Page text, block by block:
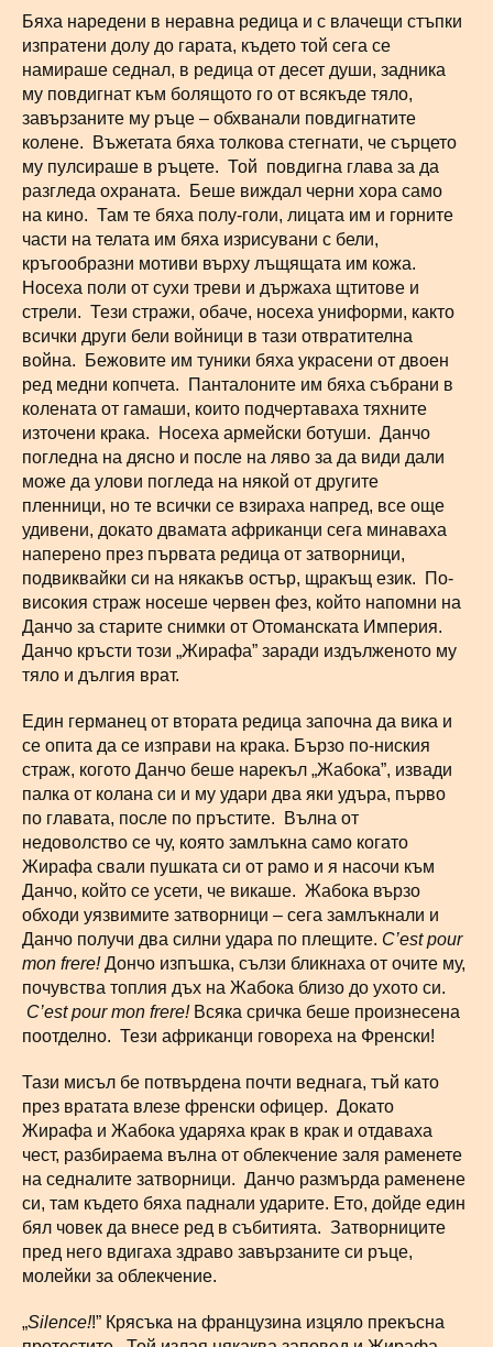
Бяха наредени в неравна редица и с влачещи стъпки
изпратени долу до гарата, където той сега се
намираше седнал, в редица от десет души, задника
му повдигнат към болящото го от всякъде тяло,
завързаните му ръце – обхванали повдигнатите
колене. Въжетата бяха толкова стегнати, че сърцето
му пулсираше в ръцете. Той повдигна глава за да
разгледа охраната. Беше виждал черни хора само
на кино. Там те бяха полу-голи, лицата им и горните
части на телата им бяха изрисувани с бели,
кръгообразни мотиви върху лъщящата им кожа.
Носеха поли от сухи треви и държаха щтитове и
стрели. Тези стражи, обаче, носеха униформи, както
всички други бели войници в тази отвратителна
война. Бежовите им туники бяха украсени от двоен
ред медни копчета. Панталоните им бяха събрани в
колената от гамаши, които подчертаваха тяхните
източени крака. Носеха армейски ботуши. Данчо
погледна на дясно и после на ляво за да види дали
може да улови погледа на някой от другите
пленници, но те всички се взираха напред, все още
удивени, докато двамата африканци сега минаваха
наперено през първата редица от затворници,
подвиквайки си на някакъв остър, щракъщ език. По-
високия страж носеше червен фез, който напомни на
Данчо за старите снимки от Отоманската Империя.
Данчо кръсти този „Жирафа” заради издълженото му
тяло и дългия врат.
Един германец от втората редица започна да вика и
се опита да се изправи на крака. Бързо по-ниския
страж, когото Данчо беше нарекъл „Жабока”, извади
палка от колана си и му удари два яки удъра, първо
по главата, после по пръстите. Вълна от
недоволство се чу, която замлъкна само когато
Жирафа свали пушката си от рамо и я насочи към
Данчо, който се усети, че викаше. Жабока вързо
обходи уязвимите затворници – сега замлъкнали и
Данчо получи два силни удара по плещите. C’est pour
mon frere!Дончо изпъшка, сълзи бликнаха от очите му,
почувства топлия дъх на Жабока близо до ухото си.
C’est pour mon frere! Всяка сричка беше произнесена
поотделно. Тези африканци говореха на Френски!
Тази мисъл бе потвърдена почти веднага, тъй като
през вратата влезе френски офицер. Докато
Жирафа и Жабока ударяха крак в крак и отдаваха
чест, разбираема вълна от облекчение заля раменете
на седналите затворници. Данчо размърда раменене
си, там където бяха паднали ударите. Ето, дойде един
бял човек да внесе ред в събитията. Затворниците
пред него вдигаха здраво завързаните си ръце,
молейки за облекчение.
„Silence!!” Крясъка на французина изцяло прекъсна